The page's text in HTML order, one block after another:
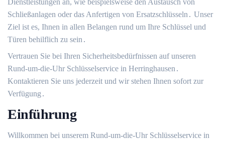
Dienstleistungen an, wie beispielsweise den Austausch von
Schließanlagen oder das Anfertigen von Ersatzschlüsseln․ Unser
Ziel ist es, Ihnen in allen Belangen rund um Ihre Schlüssel und
Türen behilflich zu sein․
Vertrauen Sie bei Ihren Sicherheitsbedürfnissen auf unseren
Rund-um-die-Uhr Schlüsselservice in Herringhausen․
Kontaktieren Sie uns jederzeit und wir stehen Ihnen sofort zur
Verfügung․
Einführung
Willkommen bei unserem Rund-um-die-Uhr Schlüsselservice in